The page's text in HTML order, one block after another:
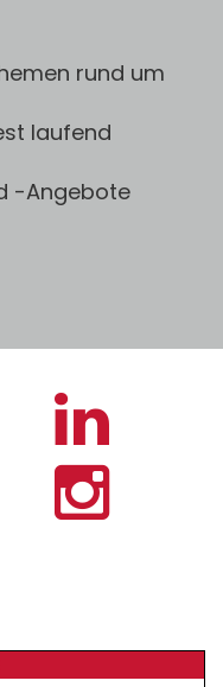
rund um
laufend
-Angebote